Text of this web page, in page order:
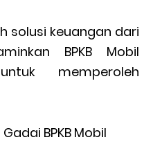
solusi keuangan dari
BPKB Mobil
memperoleh
BPKB Mobil